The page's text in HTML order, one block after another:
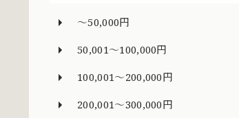
～50,000円
50,001～100,000円
100,001～200,000円
200,001～300,000円